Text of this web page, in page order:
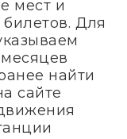
мест и
Для
найти
сайте